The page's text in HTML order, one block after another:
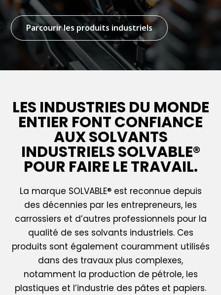
Parcourir les produits industriels
LES INDUSTRIES DU MONDE
ENTIER FONT CONFIANCE
AUX SOLVANTS
INDUSTRIELS SOLVABLE®
POUR FAIRE LE TRAVAIL.
La marque SOLVABLE® est reconnue depuis
des décennies par les entrepreneurs, les
carrossiers et d’autres professionnels pour la
qualité de ses solvants industriels. Ces
produits sont également couramment utilisés
dans des travaux plus complexes,
notamment la production de pétrole, les
plastiques et l’industrie des pâtes et papiers.